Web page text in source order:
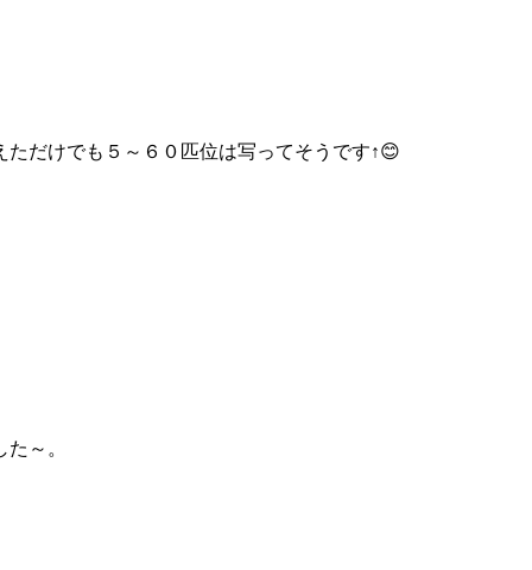
だけでも５～６０匹位は写ってそうです↑😊
～。